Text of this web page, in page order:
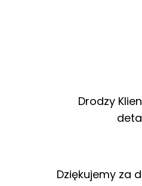
Drodzy
Dziękujemy za